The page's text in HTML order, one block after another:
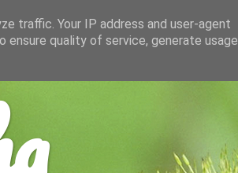
traffic. Your IP address and user-agent
ensure quality of service, generate usage